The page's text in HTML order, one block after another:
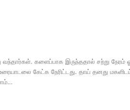
களைப்பாக இருந்ததால் சற்று நேரம்
கேட்க நேரிட்டது. தாய் தனது